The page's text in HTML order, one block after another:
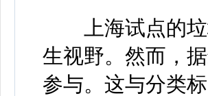
上海试点的垃
生视野。然而，
参与。这与分类